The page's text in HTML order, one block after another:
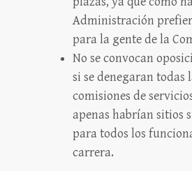
Administración
para la gente de la
No se convocan
si se denegaran todas
comisiones de
apenas habrían sitios
para todos los
carrera.